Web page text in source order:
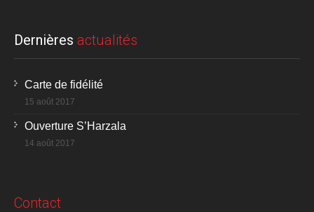
Dernières actualités
Carte de fidélité
15 août 2017
Ouverture S’Harzala
14 août 2017
Contact